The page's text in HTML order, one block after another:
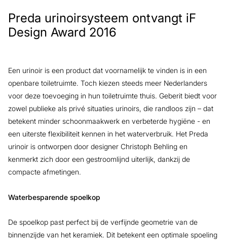
Preda urinoirsysteem ontvangt iF
Design Award 2016
Een urinoir is een product dat voornamelijk te vinden is in een
openbare toiletruimte. Toch kiezen steeds meer Nederlanders
voor deze toevoeging in hun toiletruimte thuis. Geberit biedt voor
zowel publieke als privé situaties urinoirs, die randloos zijn – dat
betekent minder schoonmaakwerk en verbeterde hygiëne - en
een uiterste flexibiliteit kennen in het waterverbruik. Het Preda
urinoir is ontworpen door designer Christoph Behling en
kenmerkt zich door een gestroomlijnd uiterlijk, dankzij de
compacte afmetingen.
Waterbesparende spoelkop
De spoelkop past perfect bij de verfijnde geometrie van de
binnenzijde van het keramiek. Dit betekent een optimale spoeling